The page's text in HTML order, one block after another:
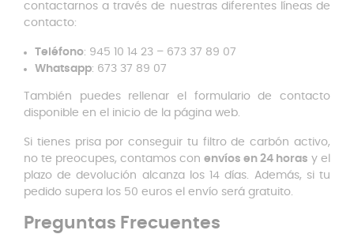
contactarnos a través de nuestras diferentes líneas de
contacto:
Teléfono: 945 10 14 23 – 673 37 89 07
Whatsapp: 673 37 89 07
También puedes rellenar el formulario de contacto
disponible en el inicio de la página web.
Si tienes prisa por conseguir tu filtro de carbón activo,
no te preocupes, contamos con envíos en 24 horas y el
plazo de devolución alcanza los 14 días. Además, si tu
pedido supera los 50 euros el envío será gratuito.
Preguntas Frecuentes